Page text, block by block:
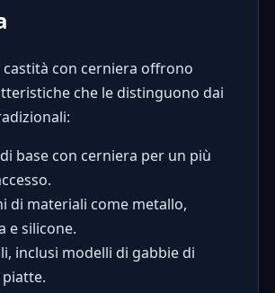
castità con cerniera offrono
che le distinguono dai
base con cerniera per un più
di materiali come metallo,
e silicone.
inclusi modelli di gabbie di